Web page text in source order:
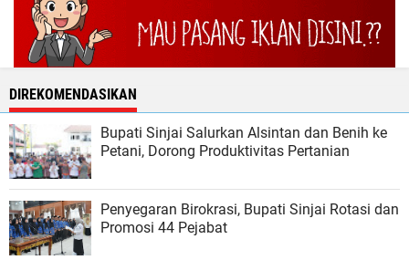
DIREKOMENDASIKAN
Bupati Sinjai Salurkan Alsintan dan Benih ke
Petani, Dorong Produktivitas Pertanian
Penyegaran Birokrasi, Bupati Sinjai Rotasi dan
Promosi 44 Pejabat